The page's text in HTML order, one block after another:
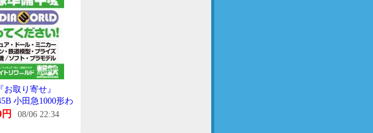
お取り寄せ』
小田急1000形わ
増結用中間車2両
08/06 22:34